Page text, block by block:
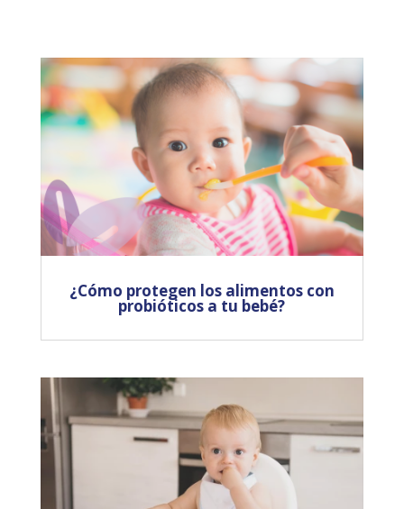
¿Cómo protegen los alimentos con
probióticos a tu bebé?